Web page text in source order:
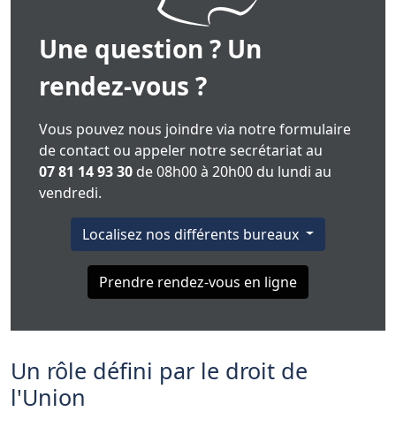
Une question ? Un
rendez-vous ?
Vous pouvez nous joindre via notre formulaire
de contact ou appeler notre secrétariat au
07 81 14 93 30 de 08h00 à 20h00 du lundi au
vendredi.
Localisez nos différents bureaux
Prendre rendez-vous en ligne
Un rôle défini par le droit de
l'Union